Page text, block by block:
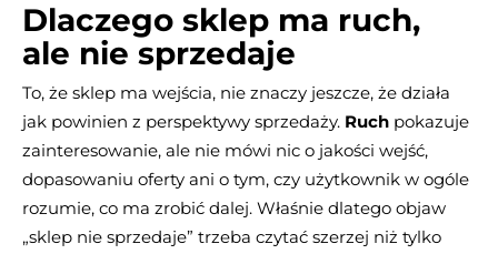
Dlaczego sklep ma ruch,
ale nie sprzedaje
To, że sklep ma wejścia, nie znaczy jeszcze, że działa
jak powinien z perspektywy sprzedaży. Ruch pokazuje
zainteresowanie, ale nie mówi nic o jakości wejść,
dopasowaniu oferty ani o tym, czy użytkownik w ogóle
rozumie, co ma zrobić dalej. Właśnie dlatego objaw
„sklep nie sprzedaje” trzeba czytać szerzej niż tylko